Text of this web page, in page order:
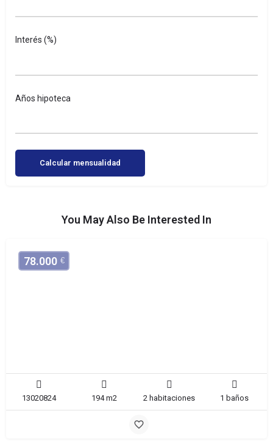
Interés (%)
Años hipoteca
Calcular mensualidad
You May Also Be Interested In
78.000 €
13020824 194 m2 2 habitaciones 1 baños